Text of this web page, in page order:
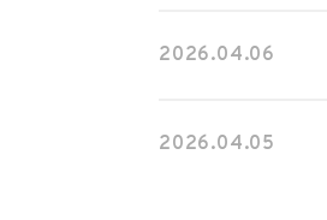
2026.04.06
2026.04.05